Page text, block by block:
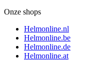
Onze shops
Helmonline.nl
Helmonline.be
Helmonline.de
Helmonline.at